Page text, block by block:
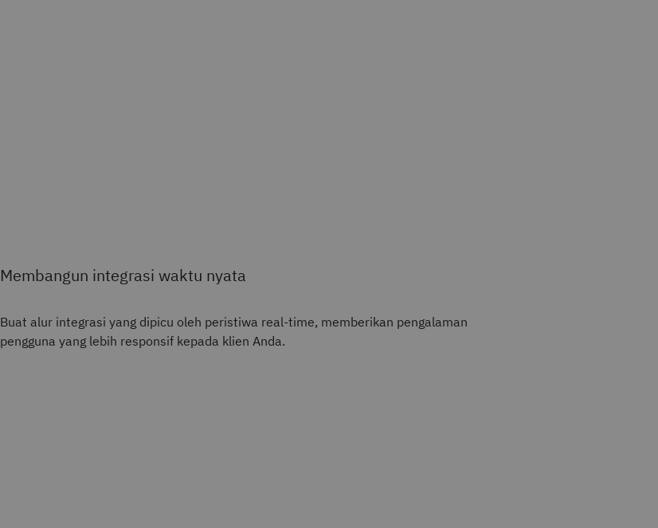
Membangun integrasi waktu nyata
Buat alur integrasi yang dipicu oleh peristiwa real-time, memberikan pengalaman
pengguna yang lebih responsif kepada klien Anda.